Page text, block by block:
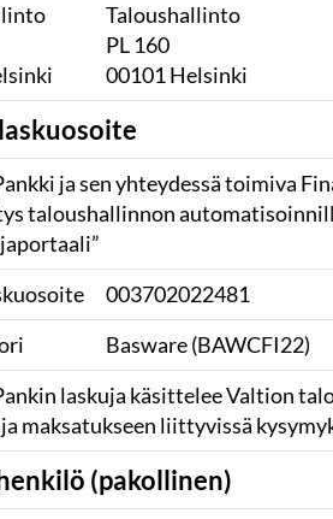
Taloushallinto
PL 160
00101 Helsinki
ja sen yhteydessä toimiva
taloushallinnon
003702022481
Basware (BAWCFI22)
laskuja käsittelee Valtion
maksatukseen liittyvissä
(pakollinen)